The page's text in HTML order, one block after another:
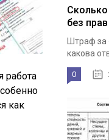
работа
как
без прав
Штраф
какова
0